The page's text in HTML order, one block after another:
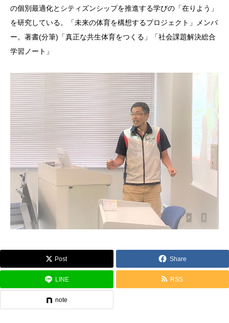
の個別最適化とシティズンシップを推進する学びの「在りよう」
を研究している。「未来の体育を構想するプロジェクト」メンバ
ー。著書(分筆)「真正な共生体育をつくる」「社会課題解決総合
学習ノート」
Post Share
LINE RSS
note